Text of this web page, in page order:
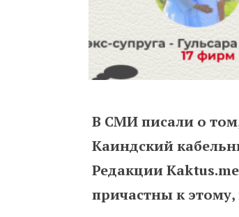
В СМИ писали о
Каиндский
Редакции
причастны к